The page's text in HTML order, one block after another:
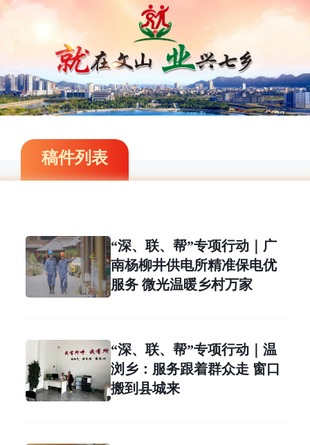
稿件列表
“深、联、帮”专项行动｜广
南杨柳井供电所精准保电优
服务 微光温暖乡村万家
“深、联、帮”专项行动｜温
浏乡：服务跟着群众走 窗口
搬到县城来